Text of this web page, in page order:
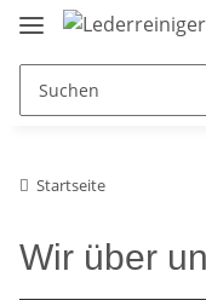
Startseite
Wir über